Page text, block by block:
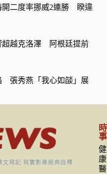
開二度率挪威2連勝 睽違
超越克洛澤 阿根廷提前
張秀燕「我心如燄」展
時
事
健
康
醫